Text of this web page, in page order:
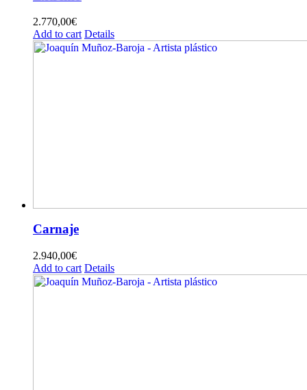
2.770,00€
Add to cart Details
Carnaje
2.940,00€
Add to cart Details